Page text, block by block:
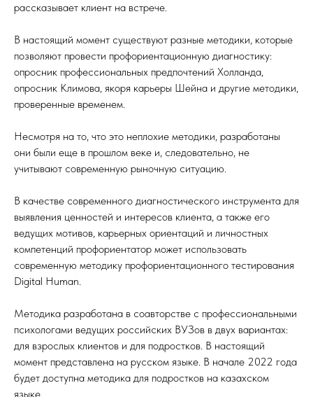
рассказывает клиент на встрече.
В настоящий момент существуют разные методики, которые
позволяют провести профориентационную диагностику:
опросник профессиональных предпочтений Холланда,
опросник Климова, якоря карьеры Шейна и другие методики,
проверенные временем.
Несмотря на то, что это неплохие методики, разработаны
они были еще в прошлом веке и, следовательно, не
учитывают современную рыночную ситуацию.
В качестве современного диагностического инструмента для
выявления ценностей и интересов клиента, а также его
ведущих мотивов, карьерных ориентаций и личностных
компетенций профориентатор может использовать
современную методику профориентационного тестирования
Digital Human.
Методика разработана в соавторстве с профессиональными
психологами ведущих российских ВУЗов в двух вариантах:
для взрослых клиентов и для подростков. В настоящий
момент представлена на русском языке. В начале 2022 года
будет доступна методика для подростков на казахском
языке.